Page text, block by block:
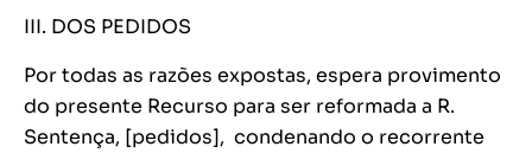
III. DOS PEDIDOS
Por todas as razões expostas, espera provimento
do presente Recurso para ser reformada a R.
Sentença, [pedidos], condenando o recorrente